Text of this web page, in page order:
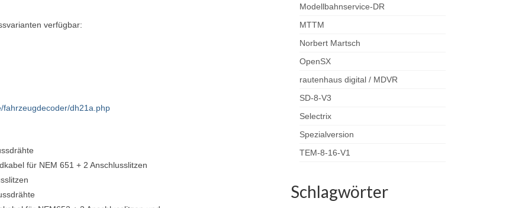
verfügbar:
fahrzeugdecoder/dh21a.php
für NEM 651 + 2 Anschlusslitzen
Modellbahnservice-DR
MTTM
Norbert Martsch
OpenSX
rautenhaus digital / MDVR
SD-8-V3
Selectrix
Spezialversion
TEM-8-16-V1
Schlagwörter